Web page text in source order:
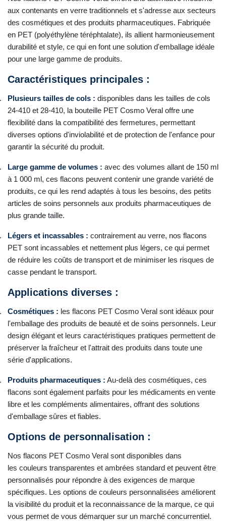
aux contenants en verre traditionnels et s'adresse aux secteurs
des cosmétiques et des produits pharmaceutiques. Fabriquée
en PET (polyéthylène téréphtalate), ils allient harmonieusement
durabilité et style, ce qui en font une solution d'emballage idéale
pour une large gamme de produits.
Caractéristiques principales :
Plusieurs tailles de cols : disponibles dans les tailles de cols
24-410 et 28-410, la bouteille PET Cosmo Veral offre une
flexibilité dans la compatibilité des fermetures, permettant
diverses options d'inviolabilité et de protection de l'enfance pour
garantir la sécurité du produit.
Large gamme de volumes : avec des volumes allant de 150 ml
à 1 000 ml, ces flacons peuvent contenir une grande variété de
produits, ce qui les rend adaptés à tous les besoins, des petits
articles de soins personnels aux produits pharmaceutiques de
plus grande taille.
Légers et incassables : contrairement au verre, nos flacons
PET sont incassables et nettement plus légers, ce qui permet
de réduire les coûts de transport et de minimiser les risques de
casse pendant le transport.
Applications diverses :
Cosmétiques : les flacons PET Cosmo Veral sont idéaux pour
l'emballage des produits de beauté et de soins personnels. Leur
design élégant et leurs caractéristiques pratiques permettent de
préserver la fraîcheur et l'attrait des produits dans toute une
série d'applications.
Produits pharmaceutiques : Au-delà des cosmétiques, ces
flacons sont également parfaits pour les médicaments en vente
libre et les compléments alimentaires, offrant des solutions
d'emballage sûres et fiables.
Options de personnalisation :
Nos flacons PET Cosmo Veral sont disponibles dans
les couleurs transparentes et ambrées standard et peuvent être
personnalisés pour répondre à des exigences de marque
spécifiques. Les options de couleurs personnalisées améliorent
la visibilité du produit et la reconnaissance de la marque, ce qui
vous permet de vous démarquer sur un marché concurrentiel.